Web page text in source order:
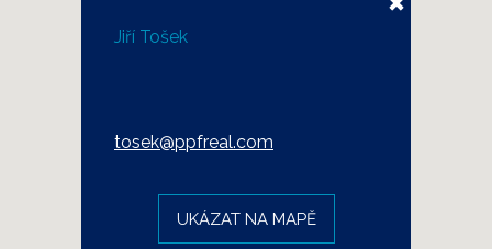
Jiří Tošek
tosek@ppfreal.com
UKÁZAT NA MAPĚ